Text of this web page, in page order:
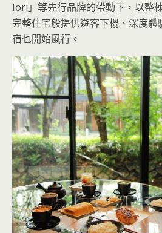
Iori」等先行品牌的帶動下，以整
完整住宅般提供遊客下榻、深度
宿也開始風行。